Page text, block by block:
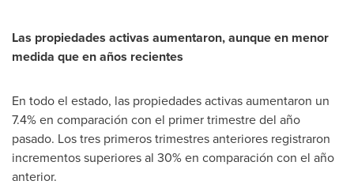
Las propiedades activas aumentaron, aunque en menor
medida que en años recientes
En todo el estado, las propiedades activas aumentaron un
7.4% en comparación con el primer trimestre del año
pasado. Los tres primeros trimestres anteriores registraron
incrementos superiores al 30% en comparación con el año
anterior.